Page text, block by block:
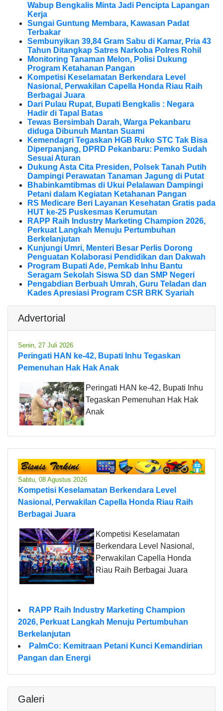
Wabup Bengkalis Minta Jadi Pencipta Lapangan
Kerja
Sungai Guntung Membara, Kawasan Padat
Terbakar
Sembunyikan 39,84 Gram Sabu di Kamar, Pria 43
Tahun Ditangkap Satres Narkoba Polres Rohil
Monitoring Tanaman Melon, Polisi Dukung
Program Ketahanan Pangan
Kompetisi Keselamatan Berkendara Level
Nasional, Perwakilan Capella Honda Riau Raih
Berbagai Juara
Dari Pulau Rupat, Bupati Bengkalis : Negara
Hadir di Tapal Batas
Tewas Bersimbah Darah, Warga Pekanbaru
diduga Dibunuh Mantan Suami
Kemendagri Tegaskan HGB Ruko STC Tak Bisa
Diperpanjang, DPRD Pekanbaru: Pemko Sudah
Sesuai Aturan
Dukung Asta Cita Presiden, Polsek Tanah Putih
Dampingi Perawatan Tanaman Jagung di Putat
Bhabinkamtibmas di Ukui Pelalawan Dampingi
Petani dalam Kegiatan Ketahanan Pangan
RS Medicare Beri Layanan Kesehatan Gratis pada
HUT ke-25 Puskesmas Kerumutan
RAPP Raih Industry Marketing Champion 2026,
Perkuat Langkah Menuju Pertumbuhan
Berkelanjutan
Kunjungi Umri, Menteri Besar Perlis Dorong
Penguatan Kolaborasi Pendidikan dan Dakwah
Program Bupati Ade, Pemkab Inhu Bantu
Seragam Sekolah Siswa SD dan SMP Negeri
Pengabdian Berbuah Umrah, Guru Teladan dan
Kades Apresiasi Program CSR BRK Syariah
Advertorial
Senin, 27 Juli 2026
Peringati HAN ke-42, Bupati Inhu Tegaskan
Pemenuhan Hak Hak Anak
Peringati HAN ke-42, Bupati Inhu
Tegaskan Pemenuhan Hak Hak
Anak
Sabtu, 08 Agustus 2026
Kompetisi Keselamatan Berkendara Level
Nasional, Perwakilan Capella Honda Riau Raih
Berbagai Juara
Kompetisi Keselamatan
Berkendara Level Nasional,
Perwakilan Capella Honda
Riau Raih Berbagai Juara
RAPP Raih Industry Marketing Champion
2026, Perkuat Langkah Menuju Pertumbuhan
Berkelanjutan
PalmCo: Kemitraan Petani Kunci Kemandirian
Pangan dan Energi
Galeri